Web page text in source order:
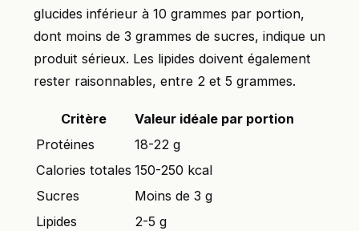
glucides inférieur à 10 grammes par portion,
dont moins de 3 grammes de sucres, indique un
produit sérieux. Les lipides doivent également
rester raisonnables, entre 2 et 5 grammes.
Critère
Valeur idéale par portion
Protéines
18-22 g
Calories totales 150-250 kcal
Sucres
Moins de 3 g
Lipides
2-5 g